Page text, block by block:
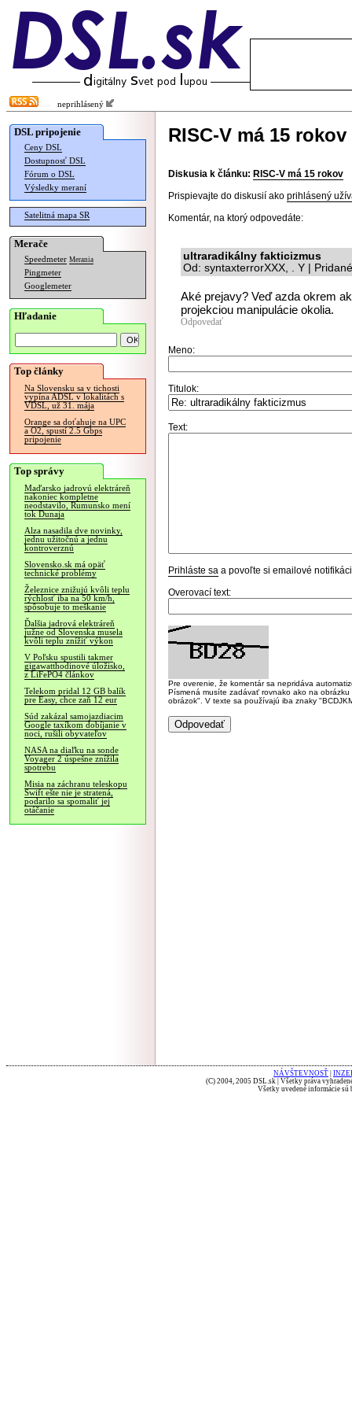
neprihlásený
DSL pripojenie
Ceny DSL
Dostupnosť DSL
Fórum o DSL
Výsledky meraní
Satelitná mapa SR
Merače
Speedmeter Merania
Pingmeter
Googlemeter
Hľadanie
Top články
Na Slovensku sa v tichosti
vypína ADSL v lokalitách s
VDSL, už 31. mája
Orange sa doťahuje na UPC
a O2, spustí 2.5 Gbps
pripojenie
Top správy
Maďarsko jadrovú elektráreň
nakoniec kompletne
neodstavilo, Rumunsko mení
tok Dunaja
Alza nasadila dve novinky,
jednu užitočnú a jednu
kontroverznú
Slovensko.sk má opäť
technické problémy
Železnice znižujú kvôli teplu
rýchlosť iba na 50 km/h,
spôsobuje to meškanie
Ďalšia jadrová elektráreň
južne od Slovenska musela
kvôli teplu znížiť výkon
V Poľsku spustili takmer
gigawatthodinové úložisko,
z LiFePO4 článkov
Telekom pridal 12 GB balík
pre Easy, chce zaň 12 eur
Súd zakázal samojazdiacim
Google taxíkom dobíjanie v
noci, rušili obyvateľov
NASA na diaľku na sonde
Voyager 2 úspešne znížila
spotrebu
Misia na záchranu teleskopu
Swift ešte nie je stratená,
podarilo sa spomaliť jej
otáčanie
RISC-V má 15 rokov
Diskusia k článku: RISC-V má 15 rokov
Prispievajte do diskusií ako prihlásený
Komentár, na ktorý odpovedáte:
ultraradikálny fakticizmus
Od: syntaxterrorXXX, . Y |
Aké prejavy? Veď azda okrem
projekciou manipulácie okolia.
Odpovedať
Meno:
Titulok:
Text:
Prihláste sa a povoľte si emailové
Overovací text:
Pre overenie, že komentár sa nepridáva
Písmená musíte zadávať rovnako ako na
obrázok". V texte sa používajú iba znaky
NÁVŠTEVNOSŤ
(C) 2004, 2005 DSL.sk | Všetky práva
Všetky uvedené informácie sú